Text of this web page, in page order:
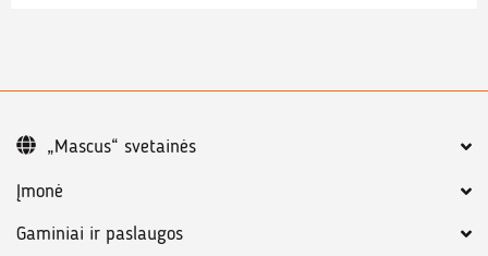
Įmonė
Gaminiai ir paslaugos
„Mascus“ svetainės